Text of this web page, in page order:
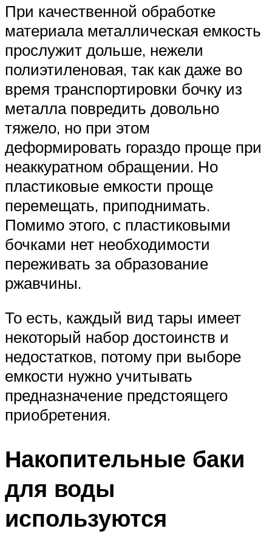
При качественной обработке
материала металлическая емкость
прослужит дольше, нежели
полиэтиленовая, так как даже во
время транспортировки бочку из
металла повредить довольно
тяжело, но при этом
деформировать гораздо проще при
неаккуратном обращении. Но
пластиковые емкости проще
перемещать, приподнимать.
Помимо этого, с пластиковыми
бочками нет необходимости
переживать за образование
ржавчины.
То есть, каждый вид тары имеет
некоторый набор достоинств и
недостатков, потому при выборе
емкости нужно учитывать
предназначение предстоящего
приобретения.
Накопительные баки
для воды
используются